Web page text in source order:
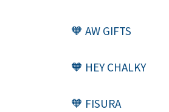
🧡 AW GIFTS
🧡 HEY CHALKY
🧡 FISURA